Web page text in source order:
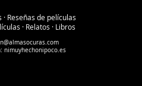
· Reseñas de películas
· Relatos · Libros
nimuyhechonipoco.es